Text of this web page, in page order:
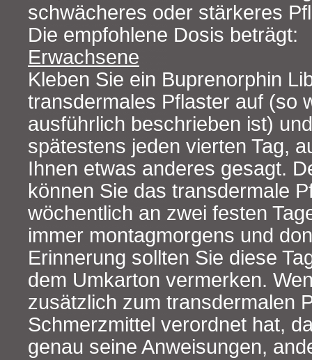
schwächeres oder stärkeres
Die empfohlene Dosis beträgt:
Erwachsene
Kleben Sie ein Buprenorphin
transdermales Pflaster auf (so
ausführlich beschrieben ist)
spätestens jeden vierten Tag,
Ihnen etwas anderes gesagt.
können Sie das transdermale
wöchentlich an zwei festen
immer montagmorgens und
Erinnerung sollten Sie diese
dem Umkarton vermerken.
zusätzlich zum transdermalen
Schmerzmittel verordnet hat,
genau seine Anweisungen,